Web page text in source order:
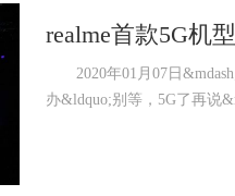
realme首款5G机
时代
2020年01月07日&mdash;
办&ldquo;别等，5G了再说